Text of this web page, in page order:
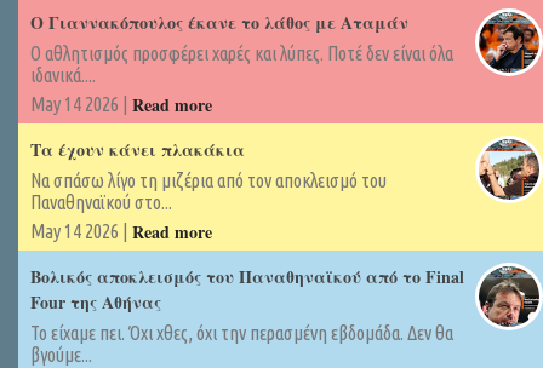
Ο Γιαννακόπουλος έκανε το λάθος με Αταμάν
Ο αθλητισμός προσφέρει χαρές και λύπες. Ποτέ δεν είναι όλα
ιδανικά....
May 14 2026 | Read more
Τα έχουν κάνει πλακάκια
Να σπάσω λίγο τη μιζέρια από τον αποκλεισμό του
Παναθηναϊκού στο...
May 14 2026 | Read more
Βολικός αποκλεισμός του Παναθηναϊκού από το Final
Four της Αθήνας
Το είχαμε πει. Όχι χθες, όχι την περασμένη εβδομάδα. Δεν θα
βγούμε...